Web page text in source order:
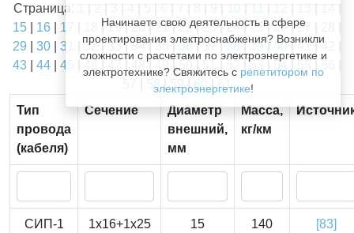
Начинаете свою деятельность в сфере
проектирования электроснабжения? Возникли
сложности с расчетами по электроэнергетике и
электротехнике? Свяжитесь с репетитором по
электроэнергетике!
Страница: 1 | 2 | 3 | 4 | 5 | 6 | 7 | 8 | 9 | 10 | 11 | 12 | 13 | 14 |
15
16 17 |19|20|21|22|23|24|25 |26|27
29
30 31 |32|33|34|35 |36|37|38|39| 40|41|42
43
44 45 | 49 |50 |53 54
58|59|60|61
Тип
провода
(кабеля)
Сечение
Диаметр
внешний,
мм
Масса,
кг/км
СИП-1 1x16+1x25 15 140 [83]